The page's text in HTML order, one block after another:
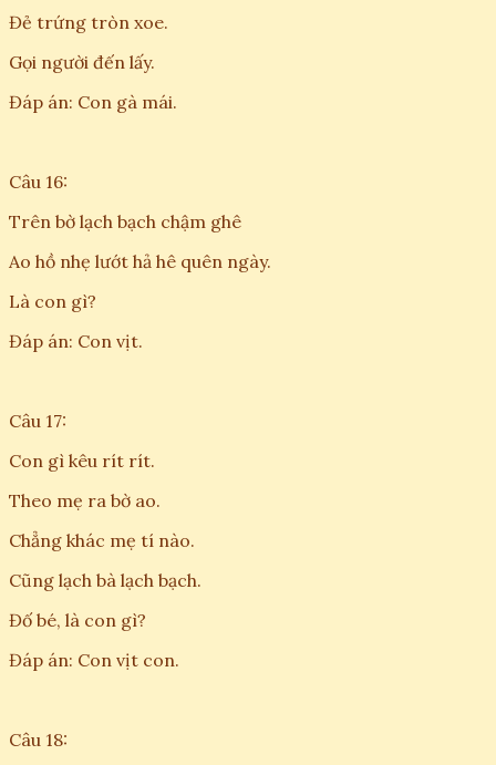
Đẻ trứng tròn xoe.
Gọi người đến lấy.
Đáp án: Con gà mái.
Câu 16:
Trên bờ lạch bạch chậm ghê
Ao hồ nhẹ lướt hả hê quên ngày.
Là con gì?
Đáp án: Con vịt.
Câu 17:
Con gì kêu rít rít.
Theo mẹ ra bờ ao.
Chẳng khác mẹ tí nào.
Cũng lạch bà lạch bạch.
Đố bé, là con gì?
Đáp án: Con vịt con.
Câu 18: